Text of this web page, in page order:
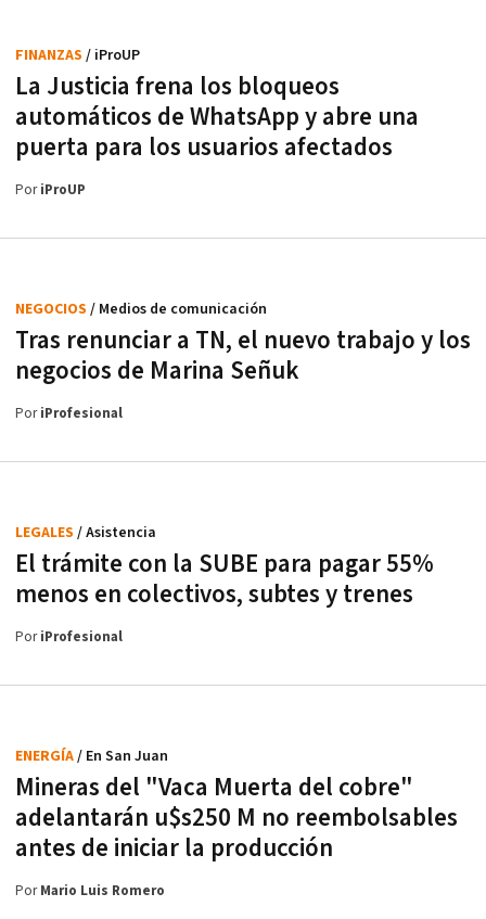
La Justicia frena los bloqueos
automáticos de WhatsApp y abre una
puerta para los usuarios afectados
FINANZAS / iProUP
PoriProUP
Tras renunciar a TN, el nuevo trabajo y los
negocios de Marina Señuk
NEGOCIOS / Medios de comunicación
PoriProfesional
El trámite con la SUBE para pagar 55%
menos en colectivos, subtes y trenes
LEGALES / Asistencia
PoriProfesional
Mineras del "Vaca Muerta del cobre"
adelantarán u$s250 M no reembolsables
antes de iniciar la producción
ENERGÍA/ En San Juan
PorMario Luis Romero